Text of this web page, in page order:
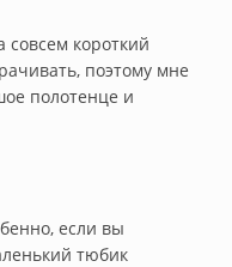
совсем короткий
поэтому мне
полотенце и
если вы
тюбик